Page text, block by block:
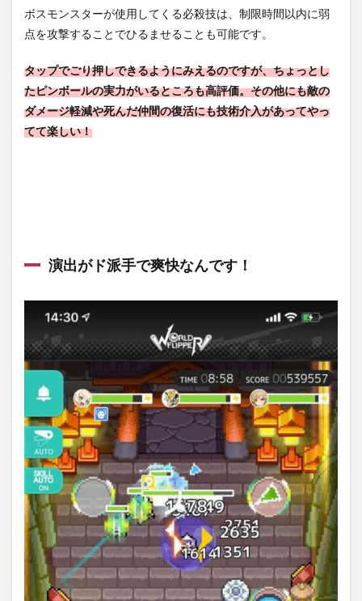
ルド
フリ
ーで
課金
はす
るべ
き？
最高
ィの
キャ
ラク
ター
をそ
ろえ
たい
ので
あれ
ば課
金
7.3
星導
石の
使い
道
7.3.1
ガチャ
ボスモンスターが使用してくる必殺技は、制限時間以内に弱
点を攻撃することでひるませることも可能です。
タップでごり押しできるようにみえるのですが、ちょっとし
たピンボールの実力がいるところも高評価。その他にも敵の
ダメージ軽減や死んだ仲間の復活にも技術介入があってやっ
てて楽しい！
演出がド派手で爽快なんです！